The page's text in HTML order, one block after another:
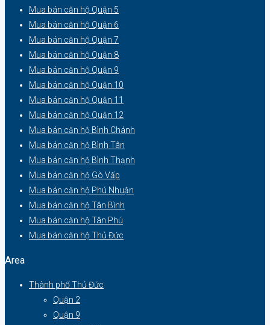
Mua bán căn hộ Quận 5
Mua bán căn hộ Quận 6
Mua bán căn hộ Quận 7
Mua bán căn hộ Quận 8
Mua bán căn hộ Quận 9
Mua bán căn hộ Quận 10
Mua bán căn hộ Quận 11
Mua bán căn hộ Quận 12
Mua bán căn hộ Bình Chánh
Mua bán căn hộ Bình Tân
Mua bán căn hộ Bình Thạnh
Mua bán căn hộ Gò Vấp
Mua bán căn hộ Phú Nhuận
Mua bán căn hộ Tân Bình
Mua bán căn hộ Tân Phú
Mua bán căn hộ Thủ Đức
Area
Thành phố Thủ Đức
Quận 2
Quận 9